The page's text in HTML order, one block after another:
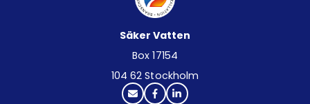
Säker Vatten
Box 17154
104 62 Stockholm